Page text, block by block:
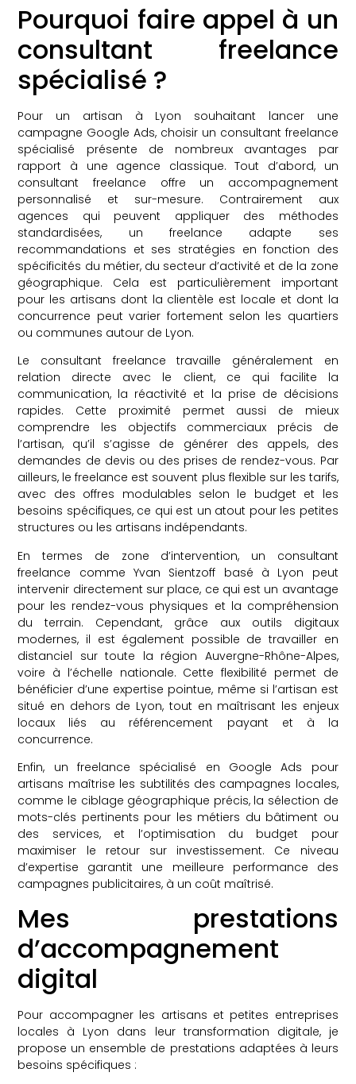
Pourquoi faire appel à un
consultant freelance
spécialisé ?
Pour un artisan à Lyon souhaitant lancer une
campagne Google Ads, choisir un consultant freelance
spécialisé présente de nombreux avantages par
rapport à une agence classique. Tout d’abord, un
consultant freelance offre un accompagnement
personnalisé et sur-mesure. Contrairement aux
agences qui peuvent appliquer des méthodes
standardisées, un freelance adapte ses
recommandations et ses stratégies en fonction des
spécificités du métier, du secteur d’activité et de la zone
géographique. Cela est particulièrement important
pour les artisans dont la clientèle est locale et dont la
concurrence peut varier fortement selon les quartiers
ou communes autour de Lyon.
Le consultant freelance travaille généralement en
relation directe avec le client, ce qui facilite la
communication, la réactivité et la prise de décisions
rapides. Cette proximité permet aussi de mieux
comprendre les objectifs commerciaux précis de
l’artisan, qu’il s’agisse de générer des appels, des
demandes de devis ou des prises de rendez-vous. Par
ailleurs, le freelance est souvent plus flexible sur les tarifs,
avec des offres modulables selon le budget et les
besoins spécifiques, ce qui est un atout pour les petites
structures ou les artisans indépendants.
En termes de zone d’intervention, un consultant
freelance comme Yvan Sientzoff basé à Lyon peut
intervenir directement sur place, ce qui est un avantage
pour les rendez-vous physiques et la compréhension
du terrain. Cependant, grâce aux outils digitaux
modernes, il est également possible de travailler en
distanciel sur toute la région Auvergne-Rhône-Alpes,
voire à l’échelle nationale. Cette flexibilité permet de
bénéficier d’une expertise pointue, même si l’artisan est
situé en dehors de Lyon, tout en maîtrisant les enjeux
locaux liés au référencement payant et à la
concurrence.
Enfin, un freelance spécialisé en Google Ads pour
artisans maîtrise les subtilités des campagnes locales,
comme le ciblage géographique précis, la sélection de
mots-clés pertinents pour les métiers du bâtiment ou
des services, et l’optimisation du budget pour
maximiser le retour sur investissement. Ce niveau
d’expertise garantit une meilleure performance des
campagnes publicitaires, à un coût maîtrisé.
Mes prestations
d’accompagnement
digital
Pour accompagner les artisans et petites entreprises
locales à Lyon dans leur transformation digitale, je
propose un ensemble de prestations adaptées à leurs
besoins spécifiques :